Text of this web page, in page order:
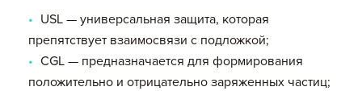
USL — универсальная защита, которая
препятствует взаимосвязи с подложкой;
СGL — предназначается для формирования
положительно и отрицательно заряженных частиц;